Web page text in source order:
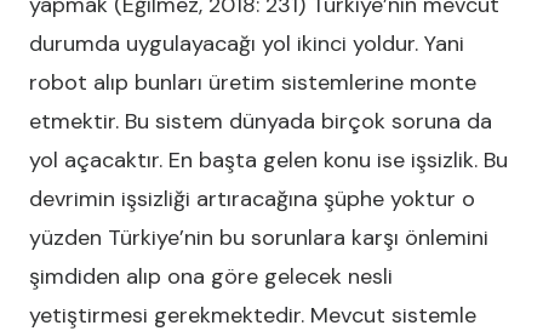
durumda uygulayacağı yol ikinci yoldur. Yani
robot alıp bunları üretim sistemlerine monte
etmektir. Bu sistem dünyada birçok soruna da
yol açacaktır. En başta gelen konu ise işsizlik. Bu
devrimin işsizliği artıracağına şüphe yoktur o
yüzden Türkiye’nin bu sorunlara karşı önlemini
şimdiden alıp ona göre gelecek nesli
yetiştirmesi gerekmektedir. Mevcut sistemle